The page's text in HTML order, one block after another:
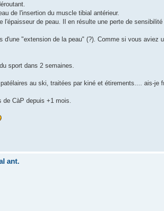
de l'insertion du muscle tibial antérieur.
de peau. Il en résulte une perte de
"extension de la peau" (?). Comme si vous aviez
sport dans 2 semaines.
au ski, traitées par kiné et étirements.... ais-je
de CàP depuis +1 mois.
ant.